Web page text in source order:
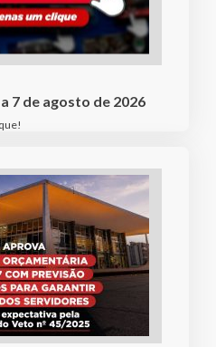
7 de agosto de 2026